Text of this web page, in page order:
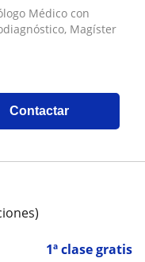
Médico con
Magíster
Contactar
1ª clase gratis